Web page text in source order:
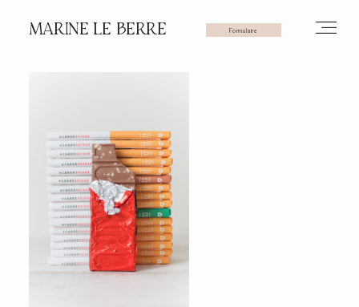
MARINE LE BERRE Formulaire
PHOTOS
VIDÉOS